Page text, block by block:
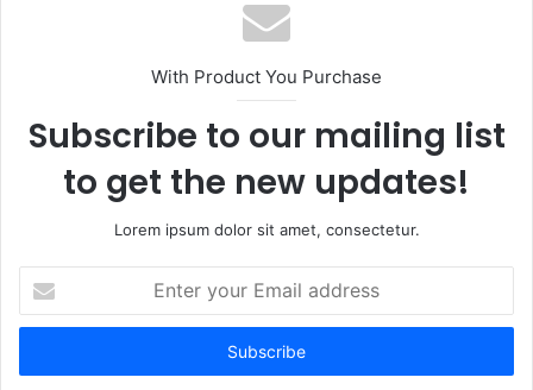
s
i
e
With Product You Purchase
Subscribe to our mailing list
to get the new updates!
Lorem ipsum dolor sit amet, consectetur.
t
r